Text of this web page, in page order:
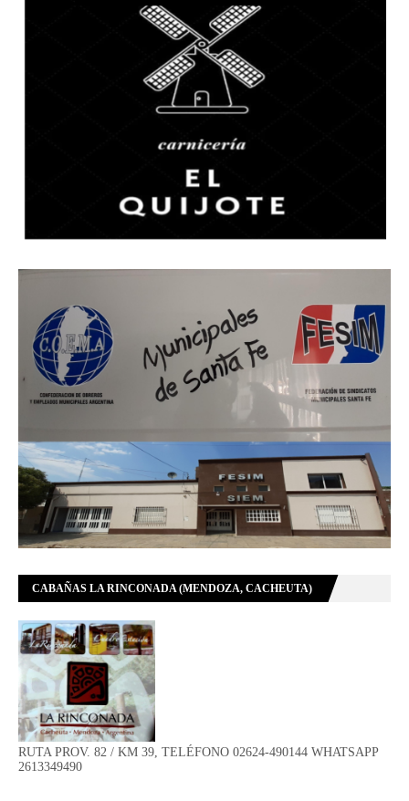
CABAÑAS LA RINCONADA (MENDOZA, CACHEUTA)
RUTA PROV. 82 / KM 39, TELÉFONO 02624-490144 WHATSAPP
2613349490